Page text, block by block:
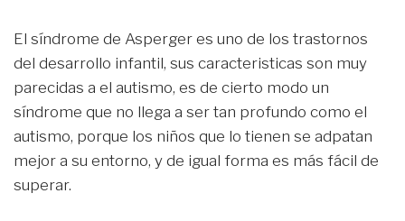
El síndrome de Asperger es uno de los trastornos
del desarrollo infantil, sus caracteristicas son muy
parecidas a el autismo, es de cierto modo un
síndrome que no llega a ser tan profundo como el
autismo, porque los niños que lo tienen se adpatan
mejor a su entorno, y de igual forma es más fácil de
superar.